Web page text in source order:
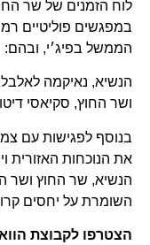
לוח הזמנים של שר
במפגשים פוליטיים
הממשל בפיג׳י, ובהם:
הנשיא, נאיקמה
ושר החוץ, סקיאסי
בנוסף לפגישות עם
את הנוכחות האזורית
הנשיא, שר החוץ ושר
השומרת על יחסים
הצטרפו לקבוצת